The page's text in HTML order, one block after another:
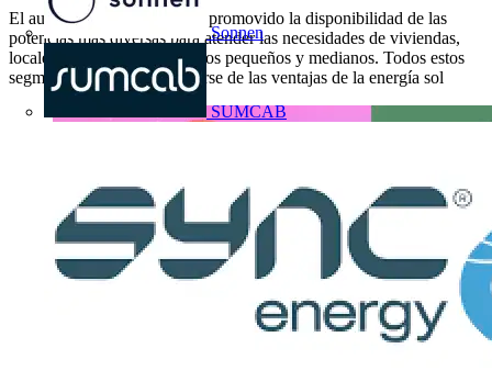
Sonnen
SUMCAB
El auge del autoconsumo ha promovido la disponibilidad de las
potencias más diversas para atender las necesidades de viviendas,
locales comerciales y negocios pequeños y medianos. Todos estos
segmentos pueden beneficiarse de las ventajas de la energía sol